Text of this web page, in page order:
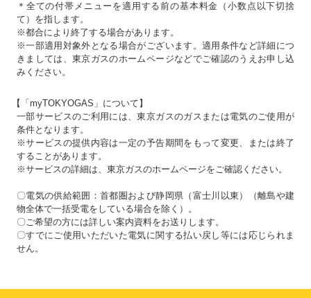
＊全ての付帯メニューを適用する前の基本料金（小数点以下切捨
て）を指します。
※都合により終了する場合があります。
※一部適用対象外となる場合がございます。適用条件など詳細につ
きましては、東京ガスのホームページなどでご確認のうえお申し込
みください。
【「myTOKYOGAS」について】
一部サービスのご利用には、東京ガスのガスまたは電気のご使用が
条件となります。
※サービスの提供内容は一定の予告期間をもって変更、または終了
することがあります。
※サービスの詳細は、東京ガスのホームページをご確認ください。
〇電気の供給範囲：首都圏および静岡県（富士川以東）（離島や建
物全体で一括受電をしている場合を除く）。
〇ご希望の方には詳しい案内資料をお送りします。
〇すでにご使用いただいた電気に関する払い戻し等には応じられま
せん。